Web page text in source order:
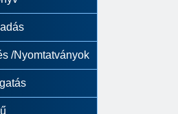
/Nyomtatványok